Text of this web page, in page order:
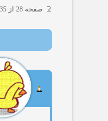
صفحه 28 از 35